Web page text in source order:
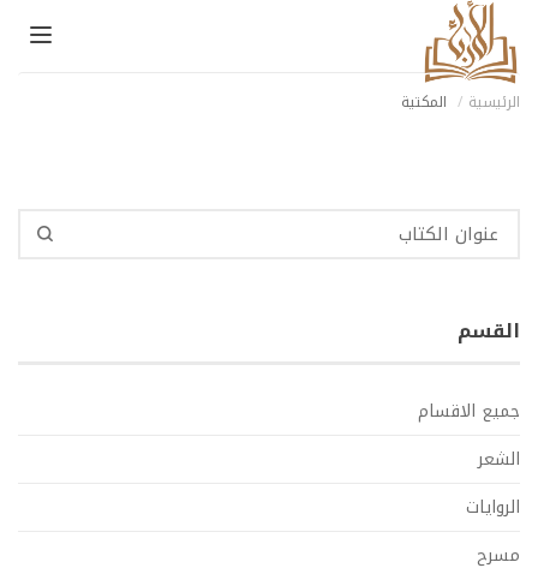
الرئيسية المكتية
القسم
جميع الاقسام
الشعر
الروايات
مسرح